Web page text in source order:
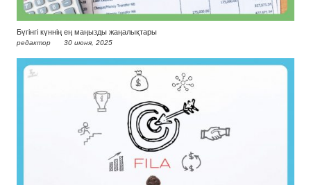
Бүгінгі күннің ең маңызды жаңалықтары
редактор 30 июня, 2025